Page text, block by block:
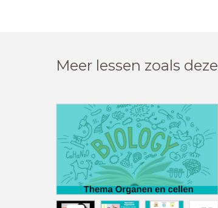
Meer lessen zoals deze